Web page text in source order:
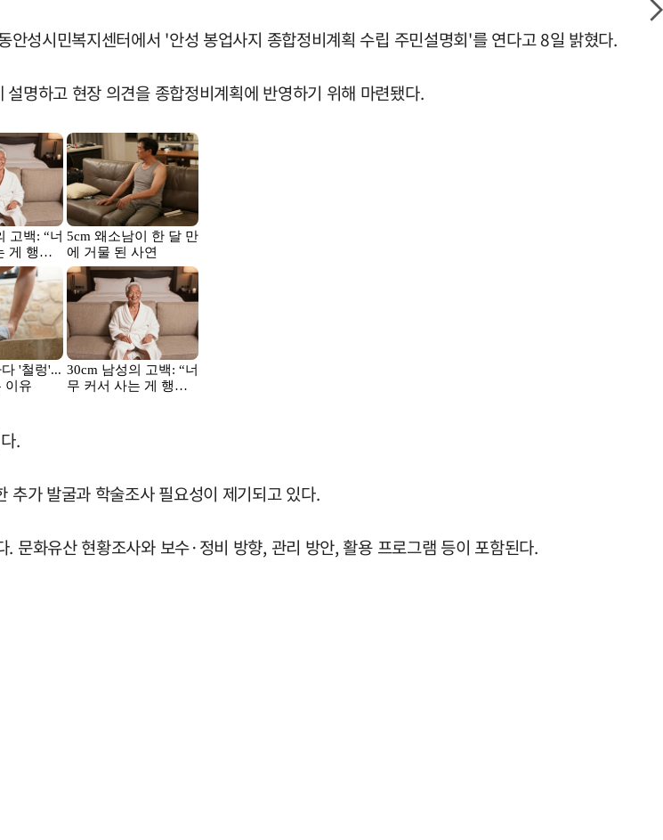
성시민복지센터에서 '안성 봉업사지 종합정비계획 수립 주민설명회'를 연다고 8일 밝혔다.
명하고 현장 의견을 종합정비계획에 반영하기 위해 마련됐다.
.
추가 발굴과 학술조사 필요성이 제기되고 있다.
문화유산 현황조사와 보수·정비 방향, 관리 방안, 활용 프로그램 등이 포함된다.